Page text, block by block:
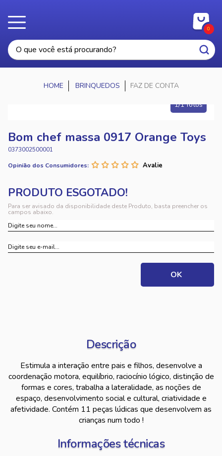
0
BRINQUEDOS
FAZ DE CONTA
1/1 fotos
Bom chef massa 0917 Orange Toys
0373002500001
Opinião dos Consumidores:
Para ser avisado da disponibilidade deste Produto, basta preencher os
campos abaixo.
Descrição
Estimula a interação entre pais e filhos, desenvolve a
coordenação motora, equilíbrio, raciocínio lógico, distinção de
formas e cores, trabalha a lateralidade, as noções de
espaço, desenvolvimento social e cultural, criatividade e
afetividade. Contém 11 peças lúdicas que desenvolvem as
crianças num todo !
Informações técnicas